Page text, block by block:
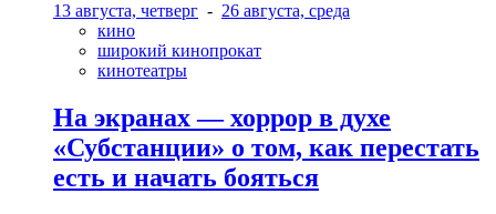
13 августа, четверг - 26 августа, среда
кино
широкий кинопрокат
кинотеатры
На экранах — хоррор в духе
«Субстанции» о том, как перестать
есть и начать бояться